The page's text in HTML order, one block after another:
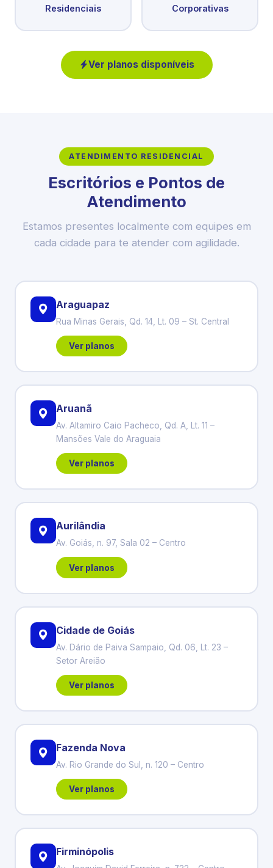
Residenciais
Corporativas
Ver planos disponíveis
ATENDIMENTO RESIDENCIAL
Escritórios e Pontos de
Atendimento
Estamos presentes localmente com equipes em
cada cidade para te atender com agilidade.
Araguapaz
Rua Minas Gerais, Qd. 14, Lt. 09 – St. Central
Ver planos
Aruanã
Av. Altamiro Caio Pacheco, Qd. A, Lt. 11 –
Mansões Vale do Araguaia
Ver planos
Aurilândia
Av. Goiás, n. 97, Sala 02 – Centro
Ver planos
Cidade de Goiás
Av. Dário de Paiva Sampaio, Qd. 06, Lt. 23 –
Setor Areião
Ver planos
Fazenda Nova
Av. Rio Grande do Sul, n. 120 – Centro
Ver planos
Firminópolis